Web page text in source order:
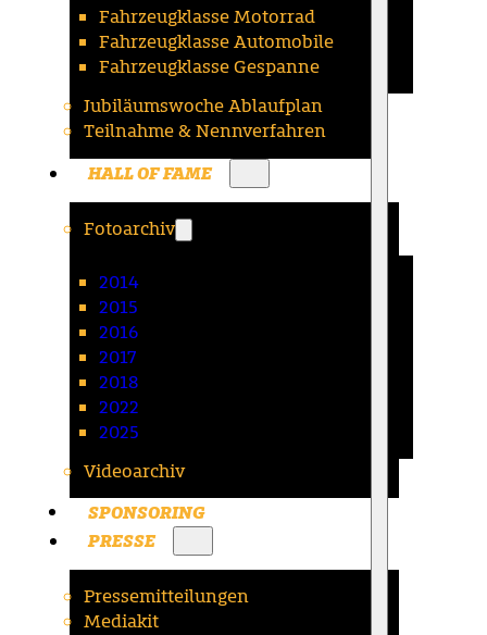
Fahrzeugklasse Motorrad
Fahrzeugklasse Automobile
Fahrzeugklasse Gespanne
Jubiläumswoche Ablaufplan
Teilnahme & Nennverfahren
HALL OF FAME
Fotoarchiv
2014
2015
2016
2017
2018
2022
2025
Videoarchiv
SPONSORING
PRESSE
Pressemitteilungen
Mediakit